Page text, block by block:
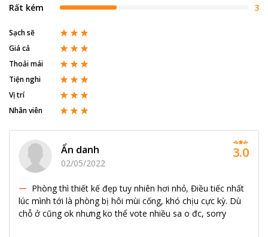
Rất kém
3
Sạch sẽ
Giá cả
Thoải mái
Tiện nghi
Vị trí
Nhân viên
Ẩn danh
02/05/2022
Phòng thì thiết kế đẹp tuy nhiên hơi nhỏ, Điều tiếc nhất
lúc mình tới là phòng bị hôi mùi cống, khó chịu cực kỳ. Dù
chỗ ở cũng ok nhưng ko thể vote nhiều sa o đc, sorry
3.0